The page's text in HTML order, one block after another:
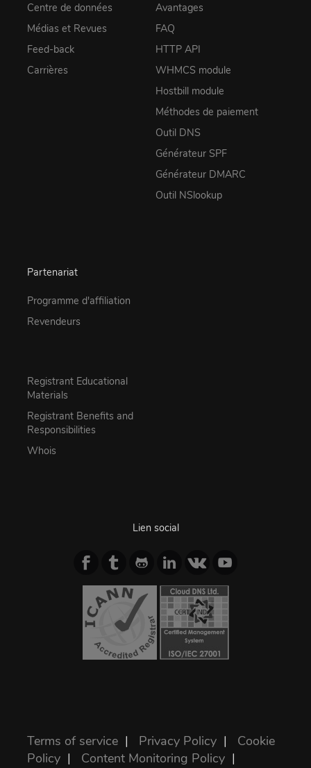
Centre de données
Médias et Revues
Feed-back
Carrières
Avantages
FAQ
HTTP API
WHMCS module
Hostbill module
Méthodes de paiement
Outil DNS
Générateur SPF
Générateur DMARC
Outil NSlookup
Partenariat
Programme d'affiliation
Revendeurs
Registrant Educational
Materials
Registrant Benefits and
Responsibilities
Whois
Lien social
Terms of service | Privacy Policy | Cookie
Policy | Content Monitoring Policy |